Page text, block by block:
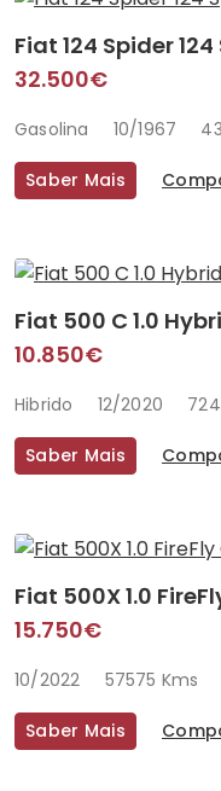
Fiat 124 Spider
32.500€
Gasolina 10/1967
Saber Mais
Fiat 500 C 1.0
10.850€
Hibrido 12/2020
Saber Mais
Fiat 500X 1.0
15.750€
10/2022 57575 Kms
Saber Mais